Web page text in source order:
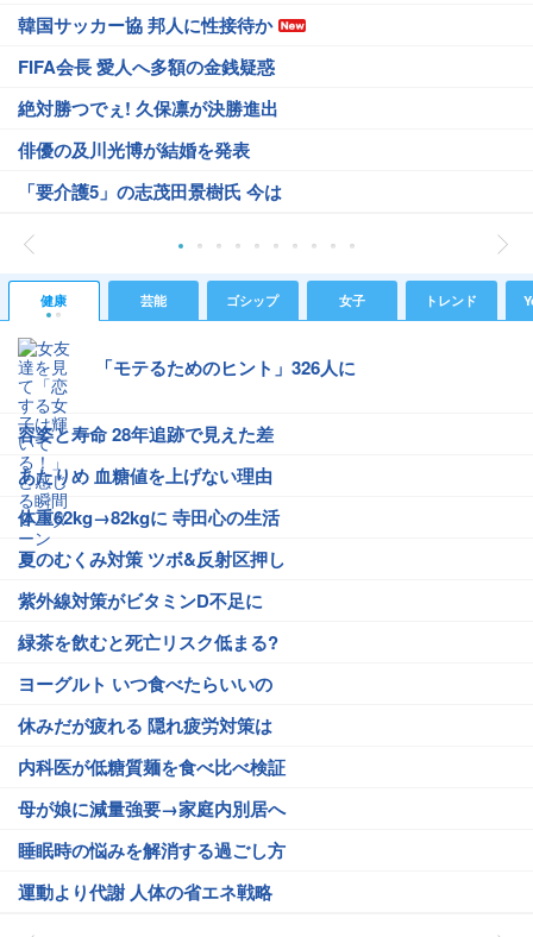
韓国サッカー協 邦人に性接待か
FIFA会長 愛人へ多額の金銭疑惑
絶対勝つでぇ! 久保凛が決勝進出
俳優の及川光博が結婚を発表
「要介護5」の志茂田景樹氏 今は
健康 芸能 ゴシップ 女子 トレンド
「モテるためのヒント」326人に
容姿と寿命 28年追跡で見えた差
あたりめ 血糖値を上げない理由
体重62kg→82kgに 寺田心の生活
夏のむくみ対策 ツボ&反射区押し
紫外線対策がビタミンD不足に
緑茶を飲むと死亡リスク低まる?
ヨーグルト いつ食べたらいいの
休みだが疲れる 隠れ疲労対策は
内科医が低糖質麺を食べ比べ検証
母が娘に減量強要→家庭内別居へ
睡眠時の悩みを解消する過ごし方
運動より代謝 人体の省エネ戦略